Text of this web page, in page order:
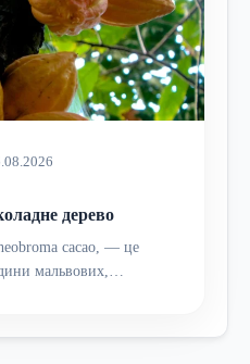
дерево
cacao, — це
мальвових,…